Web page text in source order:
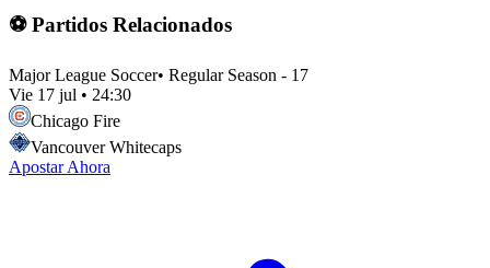
⚽ Partidos Relacionados
Major League Soccer• Regular Season - 17
Vie 17 jul • 24:30
Chicago Fire
Vancouver Whitecaps
Apostar Ahora